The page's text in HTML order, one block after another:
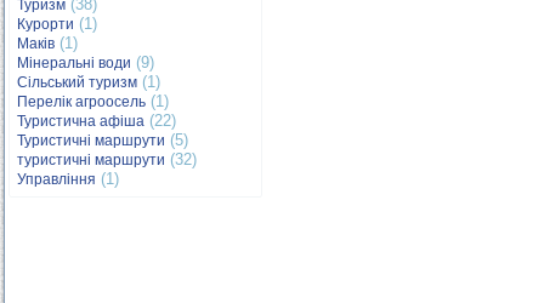
Туризм (38)
Курорти (1)
Маків (1)
Мінеральні води (9)
Сільський туризм (1)
Перелік агроосель (1)
Туристична афіша (22)
Туристичні маршрути (5)
туристичні маршрути (32)
Управління (1)